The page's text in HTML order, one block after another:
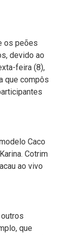
os peões
devido ao
feira (8),
que compôs
Caco
Cotrim
ao vivo
que